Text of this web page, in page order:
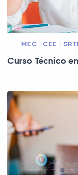
MEC | CEE |
Curso Técnico